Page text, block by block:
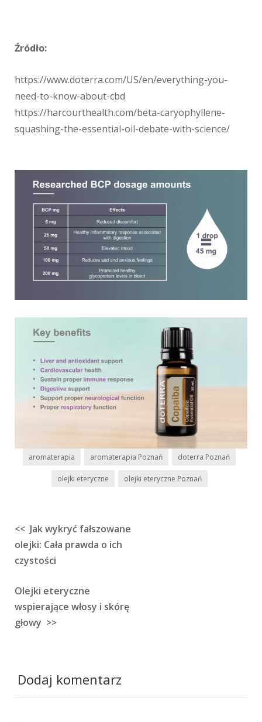
Źródło:
https://www.doterra.com/US/en/everything-you-
need-to-know-about-cbd
https://harcourthealth.com/beta-caryophyllene-
squashing-the-essential-oil-debate-with-science/
aromaterapia aromaterapia Poznań doterra Poznań
olejki eteryczne olejki eteryczne Poznań
Nawigacja
wpisu
<< Jak wykryć fałszowane
olejki: Cała prawda o ich
czystości
Olejki eteryczne
wspierające włosy i skórę
głowy >>
Dodaj komentarz